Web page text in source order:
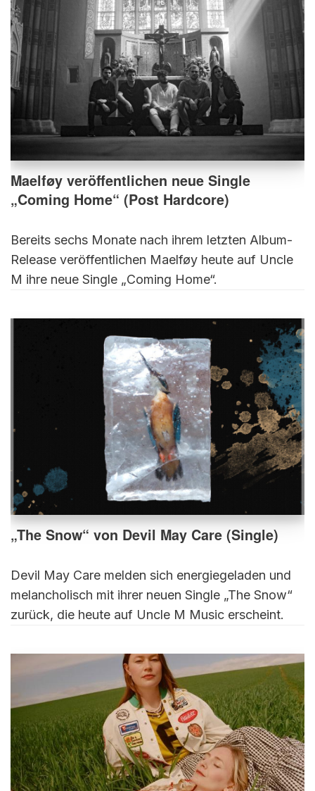
Maelføy veröffentlichen neue Single
„Coming Home“ (Post Hardcore)
Bereits sechs Monate nach ihrem letzten Album-
Release veröffentlichen Maelføy heute auf Uncle
M ihre neue Single „Coming Home“.
„The Snow“ von Devil May Care (Single)
Devil May Care melden sich energiegeladen und
melancholisch mit ihrer neuen Single „The Snow“
zurück, die heute auf Uncle M Music erscheint.